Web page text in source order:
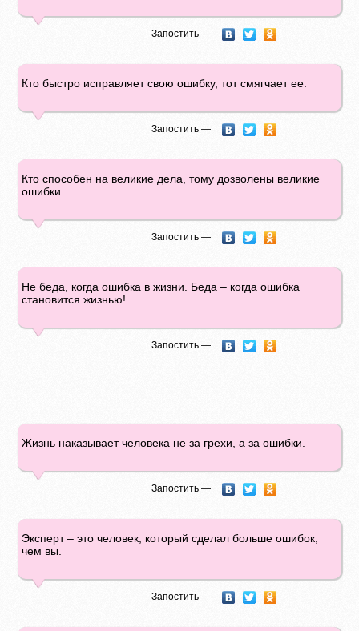
Запостить —
Кто быстро исправляет свою ошибку, тот смягчает ее.
Запостить —
Кто способен на великие дела, тому дозволены великие
ошибки.
Запостить —
Не беда, когда ошибка в жизни. Беда – когда ошибка
становится жизнью!
Запостить —
Жизнь наказывает человека не за грехи, а за ошибки.
Запостить —
Эксперт – это человек, который сделал больше ошибок,
чем вы.
Запостить —